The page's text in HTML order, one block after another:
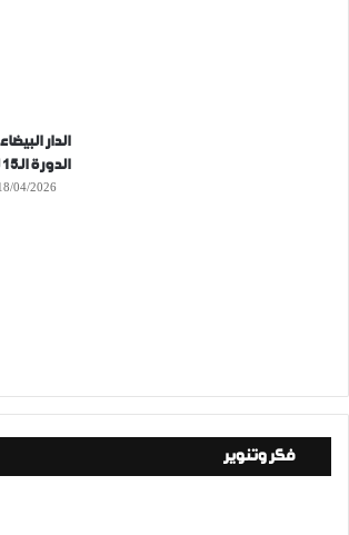
الدار
الدورة الـ15 لـ “أيام التراث”
04/2026
فكر وتنوير